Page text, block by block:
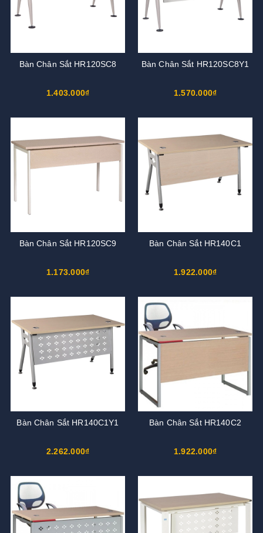
Bàn Chân Sắt HR120SC8
1.403.000₫
Bàn Chân Sắt HR120SC8Y1
1.570.000₫
Bàn Chân Sắt HR120SC9
1.173.000₫
Bàn Chân Sắt HR140C1
1.922.000₫
Bàn Chân Sắt HR140C1Y1
2.262.000₫
Bàn Chân Sắt HR140C2
1.922.000₫